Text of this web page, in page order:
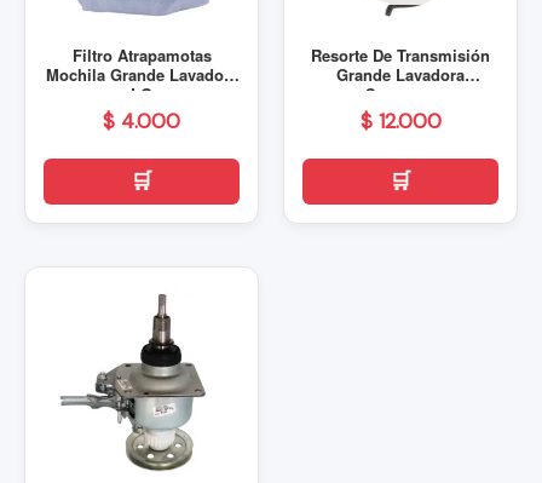
Filtro Atrapamotas
Mochila Grande Lavadora
LG
$ 4.000
Resorte De Transmisión
Grande Lavadora
Samsung
$12.000